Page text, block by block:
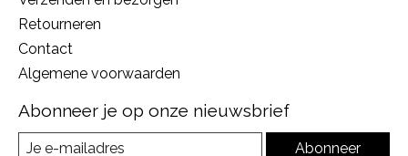
Retourneren
Contact
Algemene voorwaarden
Abonneer je op onze nieuwsbrief
Abonneer